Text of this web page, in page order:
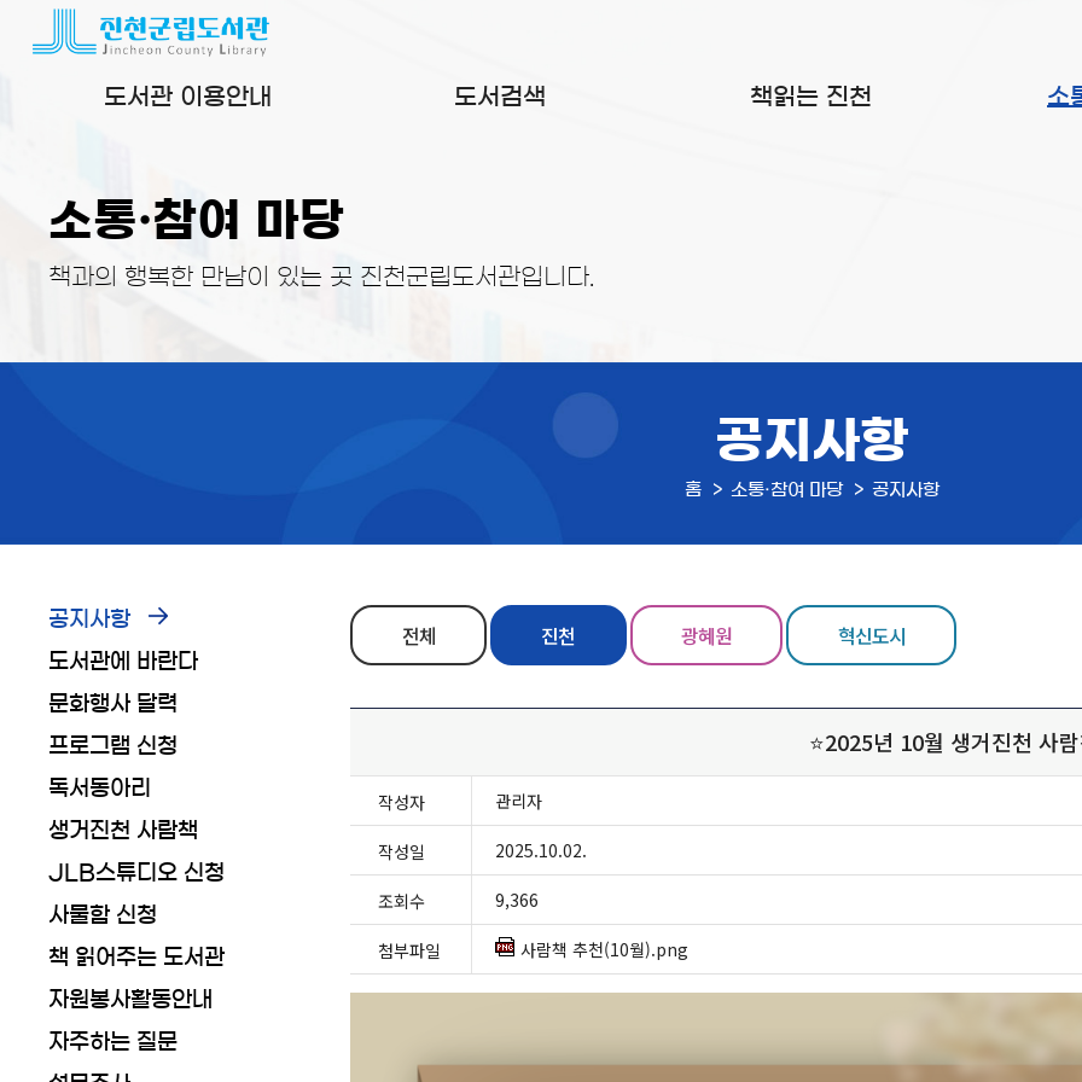
도서관 이용안내 도서검색 책읽는 진천 소
소통·참여 마당
책과의 행복한 만남이 있는 곳 진천군립도서관입니다.
공지사항
홈 소통·참여 마당 공지사항
공지사항
도서관에 바란다
문화행사 달력
프로그램 신청
독서동아리
생거진천 사람책
JLB스튜디오 신청
사물함 신청
책 읽어주는 도서관
자원봉사활동안내
자주하는 질문
전체 진천 광혜원 혁신도시
⭐2025년 10월 생거진천 사람
작성자 관리자
작성일 2025.10.02.
조회수 9,366
첨부파일 사람책 추천(10월).png